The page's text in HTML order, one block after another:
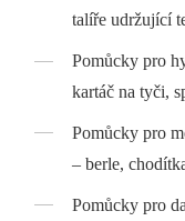
talíře udržující
Pomůcky pro
kartáč na tyči,
Pomůcky pro
–⁠ berle,
Pomůcky pro